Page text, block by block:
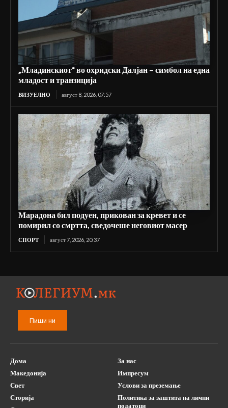
„Младинскиот“ во охридски Далјан – симбол на една
младост и транзиција
ВИЗУЕЛНО август 8, 2026, 07:57
Марадона бил подуен, прикован за кревет и се
помирил со смртта, сведочеше неговиот масер
СПОРТ август 7, 2026, 20:37
Пиши ни
Дома
Македонија
Свет
Сторија
За нас
Импресум
Услови за преземање
Политика за заштита на лични
податоци